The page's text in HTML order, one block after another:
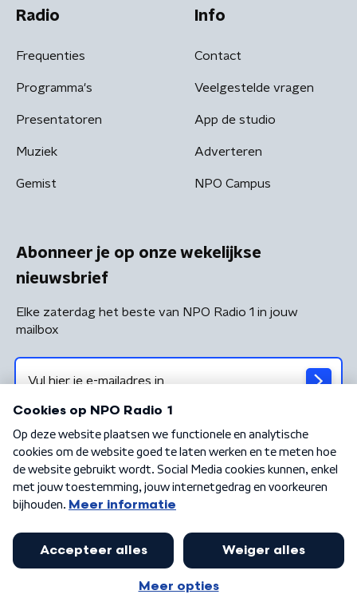
Radio
Frequenties
Programma's
Presentatoren
Muziek
Gemist
Info
Contact
Veelgestelde vragen
App de studio
Adverteren
NPO Campus
Abonneer je op onze wekelijkse
nieuwsbrief
Elke zaterdag het beste van NPO Radio 1 in jouw
mailbox
Algemene voorwaarden